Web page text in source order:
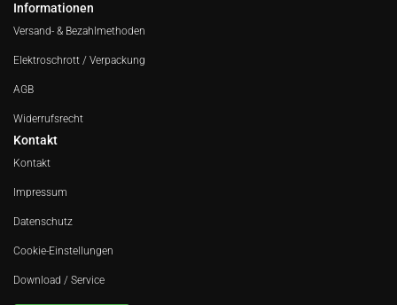
Informationen
Versand- & Bezahlmethoden
Elektroschrott / Verpackung
AGB
Widerrufsrecht
Kontakt
Kontakt
Impressum
Datenschutz
Cookie-Einstellungen
Download / Service